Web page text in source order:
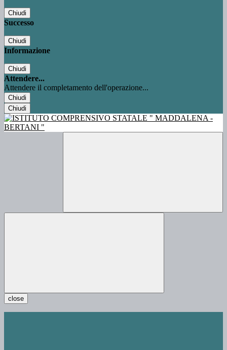
Chiudi
Successo
Chiudi
Informazione
Chiudi
Attendere...
Attendere il completamento dell'operazione...
Chiudi
Chiudi
close